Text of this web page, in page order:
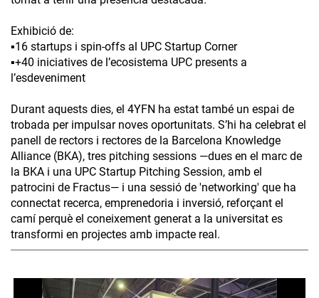
Exhibició de:
▪️16 startups i spin-offs al UPC Startup Corner
▪️+40 iniciatives de l’ecosistema UPC presents a
l’esdeveniment
Durant aquests dies, el 4YFN ha estat també un espai de
trobada per impulsar noves oportunitats. S’hi ha celebrat el
panell de rectors i rectores de la Barcelona Knowledge
Alliance (BKA), tres pitching sessions —dues en el marc de
la BKA i una UPC Startup Pitching Session, amb el
patrocini de Fractus— i una sessió de 'networking' que ha
connectat recerca, emprenedoria i inversió, reforçant el
camí perquè el coneixement generat a la universitat es
transformi en projectes amb impacte real.